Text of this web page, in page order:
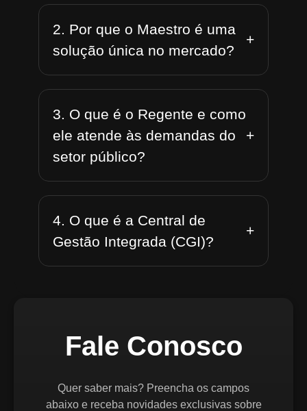
2. Por que o Maestro é uma
solução única no mercado?
+
3. O que é o Regente e como
ele atende às demandas do
setor público?
+
4. O que é a Central de
Gestão Integrada (CGI)?
+
Fale Conosco
Quer saber mais? Preencha os campos
abaixo e receba novidades exclusivas sobre